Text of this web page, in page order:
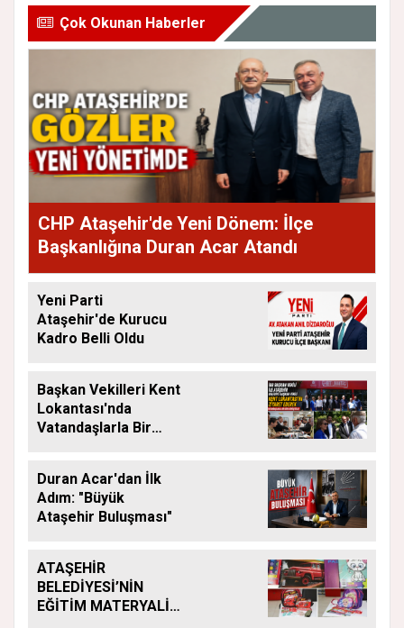
Çok Okunan Haberler
CHP Ataşehir'de Yeni Dönem: İlçe
Başkanlığına Duran Acar Atandı
Yeni Parti
Ataşehir'de Kurucu
Kadro Belli Oldu
Başkan Vekilleri Kent
Lokantası'nda
Vatandaşlarla Bir
Duran Acar'dan İlk
Adım: "Büyük
Ataşehir Buluşması"
ATAŞEHİR
BELEDİYESİ’NİN
EĞİTİM MATERYALİ